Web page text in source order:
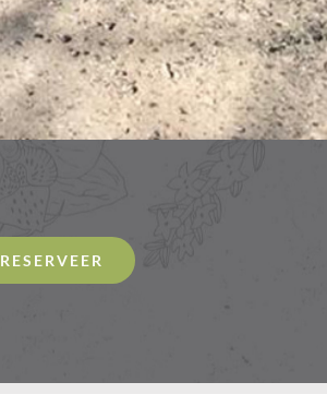
RESERVEER